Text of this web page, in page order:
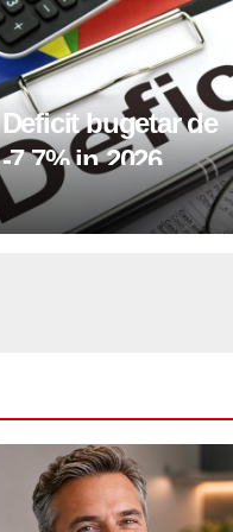
Deficit bugetar de
-7,7% in 2026,
obiectivul pentru
fiind de 6%